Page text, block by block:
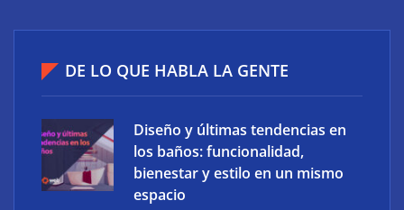
DE LO QUE HABLA LA GENTE
Diseño y últimas tendencias en
los baños: funcionalidad,
bienestar y estilo en un mismo
espacio